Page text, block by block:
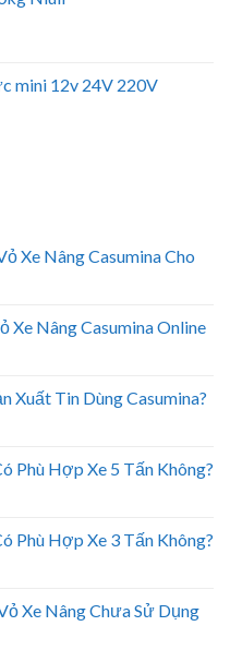
mini 12v 24V 220V
Xe Nâng Casumina Cho
Nâng Casumina Online
Xuất Tin Dùng Casumina?
Phù Hợp Xe 5 Tấn Không?
Phù Hợp Xe 3 Tấn Không?
Xe Nâng Chưa Sử Dụng